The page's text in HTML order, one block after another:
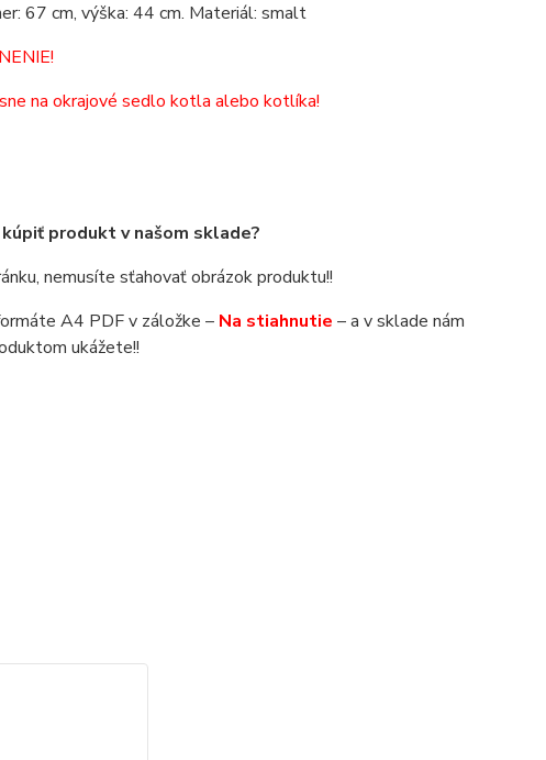
67 cm, výška: 44 cm. Materiál: smalt
na okrajové sedlo kotla alebo kotlíka!
produkt v našom sklade?
nemusíte sťahovať obrázok produktu!!
A4 PDF v záložke – Na stiahnutie – a v sklade nám
ukážete!!